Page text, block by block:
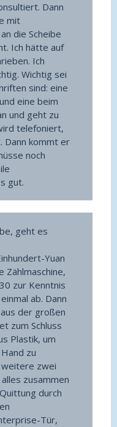
Dann
mit
die Scheibe
Ich hätte auf
Ich
Wichtig sei
sind: eine
eine beim
und geht zu
telefoniert,
Dann kommt er
noch
gut.
geht es
Yuan
Zählmaschine,
zur Kenntnis
ab. Dann
der großen
zum Schluss
Plastik, um
zu
weitere zwei
zusammen
durch
Tür,